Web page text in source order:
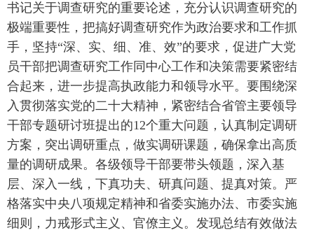
书记关于调查研究的重要论述，充分认识调查研究的
极端重要性，把搞好调查研究作为政治要求和工作抓
手，坚持“深、实、细、准、效”的要求，促进广大党
员干部把调查研究工作同中心工作和决策需要紧密结
合起来，进一步提高执政能力和领导水平。要围绕深
入贯彻落实党的二十大精神，紧密结合省管主要领导
干部专题研讨班提出的12个重大问题，认真制定调研
方案，突出调研重点，做实调研课题，确保拿出高质
量的调研成果。各级领导干部要带头领题，深入基
层、深入一线，下真功夫、研真问题、提真对策。严
格落实中央八项规定精神和省委实施办法、市委实施
细则，力戒形式主义、官僚主义。发现总结有效做法